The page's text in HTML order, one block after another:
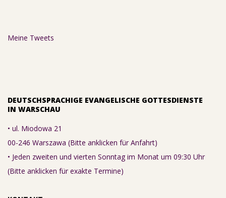
Meine Tweets
DEUTSCHSPRACHIGE EVANGELISCHE GOTTESDIENSTE
IN WARSCHAU
• ul. Miodowa 21
00-246 Warszawa (Bitte anklicken für Anfahrt)
• Jeden zweiten und vierten Sonntag im Monat um 09:30 Uhr
(Bitte anklicken für exakte Termine)